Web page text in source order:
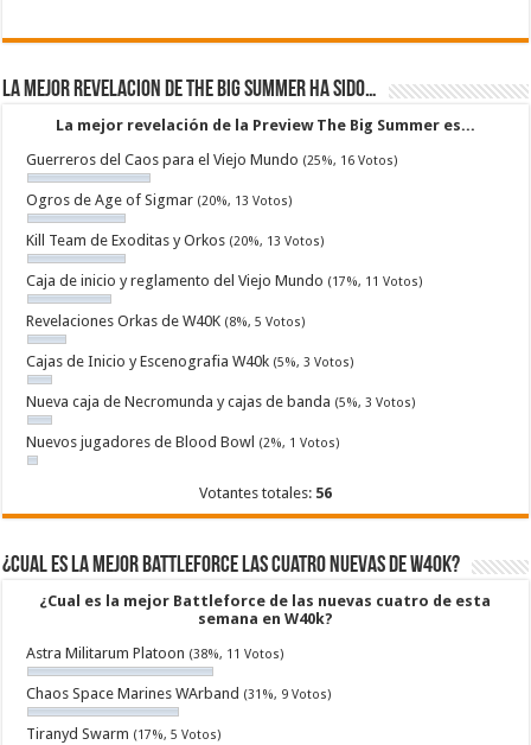
La mejor revelacion de The Big Summer ha sido…
La mejor revelación de la Preview The Big Summer es...
Guerreros del Caos para el Viejo Mundo (25%, 16 Votos)
Ogros de Age of Sigmar (20%, 13 Votos)
Kill Team de Exoditas y Orkos (20%, 13 Votos)
Caja de inicio y reglamento del Viejo Mundo (17%, 11 Votos)
Revelaciones Orkas de W40K (8%, 5 Votos)
Cajas de Inicio y Escenografia W40k (5%, 3 Votos)
Nueva caja de Necromunda y cajas de banda (5%, 3 Votos)
Nuevos jugadores de Blood Bowl (2%, 1 Votos)
Votantes totales: 56
¿Cual es la mejor Battleforce las cuatro nuevas de W40k?
¿Cual es la mejor Battleforce de las nuevas cuatro de esta
semana en W40k?
Astra Militarum Platoon (38%, 11 Votos)
Chaos Space Marines WArband (31%, 9 Votos)
Tiranyd Swarm (17%, 5 Votos)